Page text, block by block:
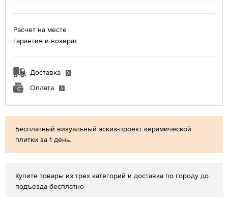
Бесплатный визуальный эскиз-проект керамической
плитки за 1 день.
Купите товары из трех категорий и доставка по городу до
подъезда бесплатно
Расчет на месте
Гарантия и возврат
Доставка
Оплата